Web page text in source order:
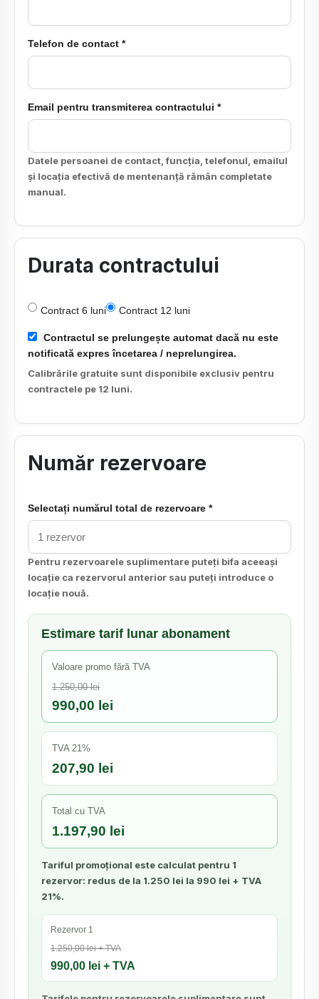
Telefon de contact *
Email pentru transmiterea contractului *
Datele persoanei de contact, funcția, telefonul, emailul
și locația efectivă de mentenanță rămân completate
manual.
Durata contractului
Contract 6 luni Contract 12 luni
Contractul se prelungește automat dacă nu este
notificată expres încetarea / neprelungirea.
Calibrările gratuite sunt disponibile exclusiv pentru
contractele pe 12 luni.
Număr rezervoare
Selectați numărul total de rezervoare *
Pentru rezervoarele suplimentare puteți bifa aceeași
locație ca rezervorul anterior sau puteți introduce o
locație nouă.
Estimare tarif lunar abonament
Valoare promo fără TVA
1.250,00 lei
990,00 lei
TVA 21%
207,90 lei
Total cu TVA
1.197,90 lei
Tariful promoțional este calculat pentru 1
rezervor: redus de la 1.250 lei la 990 lei + TVA
21%.
Rezervor 1
1.250,00 lei + TVA
990,00 lei + TVA